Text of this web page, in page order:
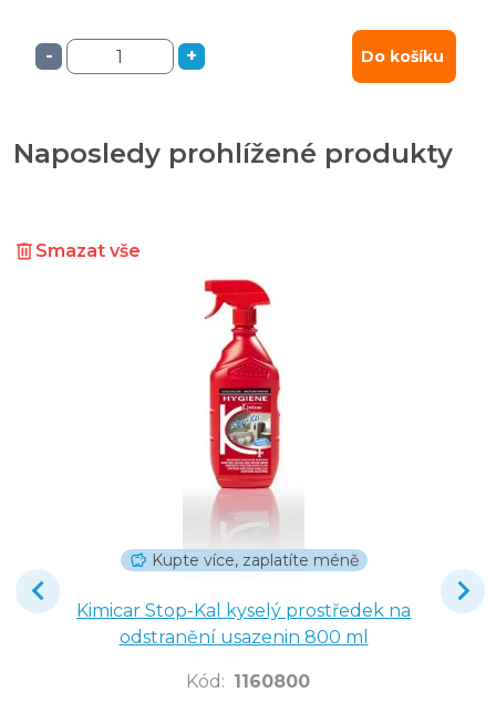
- + Do košíku
Naposledy prohlížené produkty
Smazat vše
Kupte více, zaplatíte méně
Kimicar Stop-Kal kyselý prostředek na
odstranění usazenin 800 ml
Kód : 1160800